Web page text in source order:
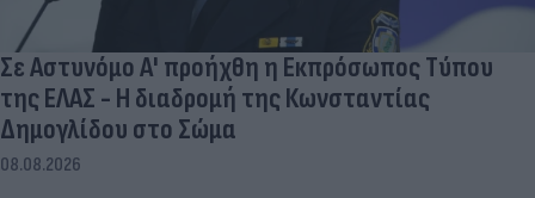
Σε Αστυνόμο Α' προήχθη η Εκπρόσωπος Τύπου
της ΕΛΑΣ - Η διαδρομή της Κωνσταντίας
Δημογλίδου στο Σώμα
08.08.2026